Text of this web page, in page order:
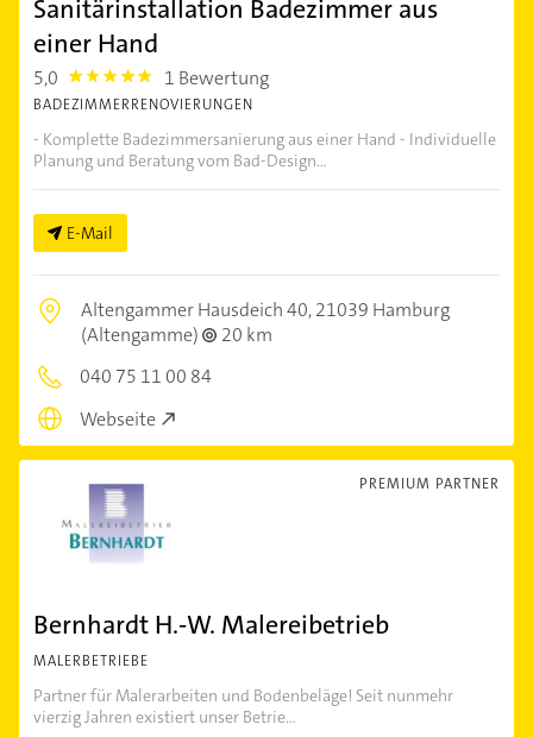
Sanitärinstallation Badezimmer aus
einer Hand
5,0 5.0 1 Bewertung
BADEZIMMERRENOVIERUNGEN
- Komplette Badezimmersanierung aus einer Hand - Individuelle
Planung und Beratung vom Bad-Design...
E-Mail
Altengammer Hausdeich 40,21039 Hamburg
(Altengamme)
20 km
040 75 11 00 84
Webseite
PREMIUM PARTNER
Bernhardt H.-W. Malereibetrieb
MALERBETRIEBE
Partner für Malerarbeiten und Bodenbeläge! Seit nunmehr
vierzig Jahren existiert unser Betrie...